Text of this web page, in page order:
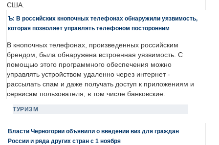
США.
Ъ: В российских кнопочных телефонах обнаружили уязвимость,
которая позволяет управлять телефоном посторонним
В кнопочных телефонах, произведенных российским
брендом, была обнаружена встроенная уязвимость. С
помощью этого программного обеспечения можно
управлять устройством удаленно через интернет -
рассылать спам и даже получать доступ к приложениям и
сервисам пользователя, в том числе банковские.
ТУРИЗМ
Власти Черногории объявили о введении виз для граждан
России и ряда других стран с 1 ноября